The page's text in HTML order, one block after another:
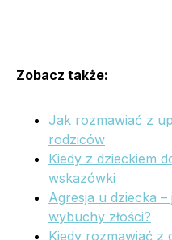
Zobacz także:
Jak rozmawiać z
rodziców
Kiedy z dzieckiem
wskazówki
Agresja u dziecka
wybuchy złości?
Kiedy rozmawiać z